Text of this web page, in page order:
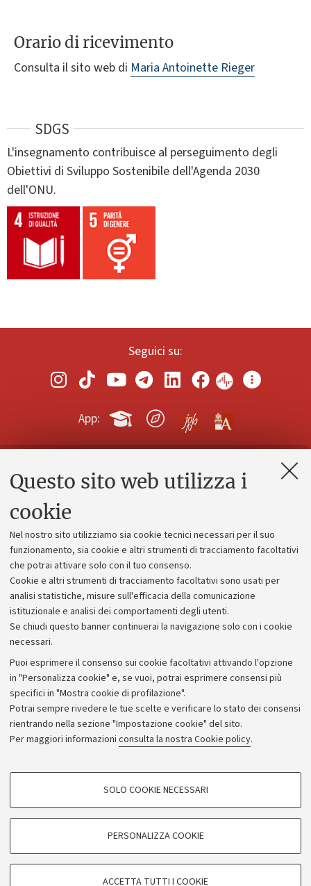
Questo sito web utilizza i
cookie
Nel nostro sito utilizziamo sia cookie tecnici necessari per il suo
funzionamento, sia cookie e altri strumenti di tracciamento facoltativi
che potrai attivare solo con il tuo consenso.
Cookie e altri strumenti di tracciamento facoltativi sono usati per
analisi statistiche, misure sull'efficacia della comunicazione
istituzionale e analisi dei comportamenti degli utenti.
Se chiudi questo banner continuerai la navigazione solo con i cookie
necessari.
Puoi esprimere il consenso sui cookie facoltativi attivando l'opzione
in "Personalizza cookie" e, se vuoi, potrai esprimere consensi più
specifici in "Mostra cookie di profilazione".
Potrai sempre rivedere le tue scelte e verificare lo stato dei consensi
rientrando nella sezione "Impostazione cookie" del sito.
Per maggiori informazioni consulta la nostra Cookie policy.
COOKIE DI PROFILAZIONE - FACOLTATIVI
COOKIE TECNICI - NECESSARI
SOLO COOKIE NECESSARI
PERSONALIZZA COOKIE
ACCETTA TUTTI I COOKIE
Orario di ricevimento
Consulta il sito web di Maria Antoinette Rieger
SDGS
L'insegnamento contribuisce al perseguimento degli
Obiettivi di Sviluppo Sostenibile dell'Agenda 2030
dell'ONU.
Seguici su:
App:
Contatti e PEC
Alumni community
Piano strategico
Bilanci
Donazioni e 5x1000
Bandi, gare e concorsi
Albo online
Amministrazione trasparente
Atti di notifica
Informazioni sul sito e accessibilità
Dichiarazione di accessibilità
Privacy e note legali
Impostazioni Cookie
©Copyright 2026 - ALMA MATER STUDIORUM - Università di
Bologna - Via Zamboni,33 - 40126Bologna - PI: